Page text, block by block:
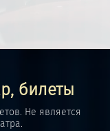
билеты
Не является